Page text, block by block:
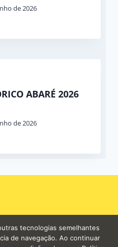
de 2026
ABARÉ 2026
de 2026
tecnologias semelhantes
de navegação. Ao continuar